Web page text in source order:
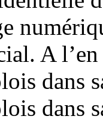
A
dans
dans